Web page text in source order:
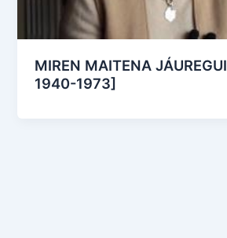
MIREN MAITENA
1940-1973]